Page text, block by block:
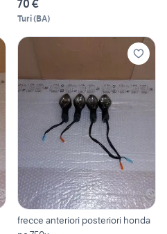
70 €
Turi(BA)
frecce anteriori posteriori honda